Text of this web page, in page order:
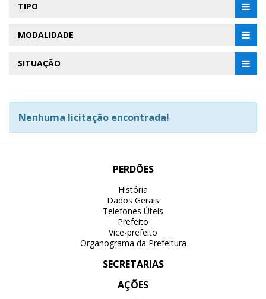
TIPO
MODALIDADE
SITUAÇÃO
Nenhuma licitação encontrada!
PERDÕES
História
Dados Gerais
Telefones Úteis
Prefeito
Vice-prefeito
Organograma da Prefeitura
SECRETARIAS
AÇÕES